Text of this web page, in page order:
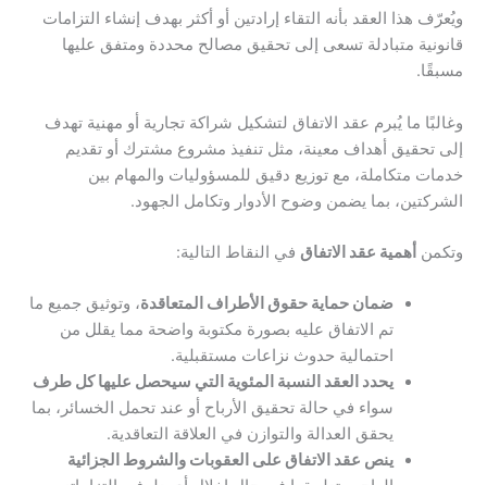
ويُعرّف هذا العقد بأنه التقاء إرادتين أو أكثر بهدف إنشاء التزامات
قانونية متبادلة تسعى إلى تحقيق مصالح محددة ومتفق عليها
مسبقًا.
وغالبًا ما يُبرم عقد الاتفاق لتشكيل شراكة تجارية أو مهنية تهدف
إلى تحقيق أهداف معينة، مثل تنفيذ مشروع مشترك أو تقديم
خدمات متكاملة، مع توزيع دقيق للمسؤوليات والمهام بين
الشركتين، بما يضمن وضوح الأدوار وتكامل الجهود.
وتكمن أهمية عقد الاتفاق في النقاط التالية:
ضمان حماية حقوق الأطراف المتعاقدة، وتوثيق جميع ما
تم الاتفاق عليه بصورة مكتوبة واضحة مما يقلل من
احتمالية حدوث نزاعات مستقبلية.
يحدد العقد النسبة المئوية التي سيحصل عليها كل طرف
سواء في حالة تحقيق الأرباح أو عند تحمل الخسائر، بما
يحقق العدالة والتوازن في العلاقة التعاقدية.
ينص عقد الاتفاق على العقوبات والشروط الجزائية